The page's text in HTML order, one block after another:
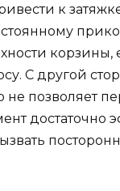
к
корзины,
С другой
не позволяет
достаточно